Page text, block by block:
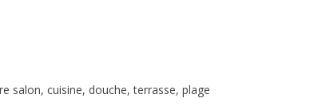
salon, cuisine, douche, terrasse, plage